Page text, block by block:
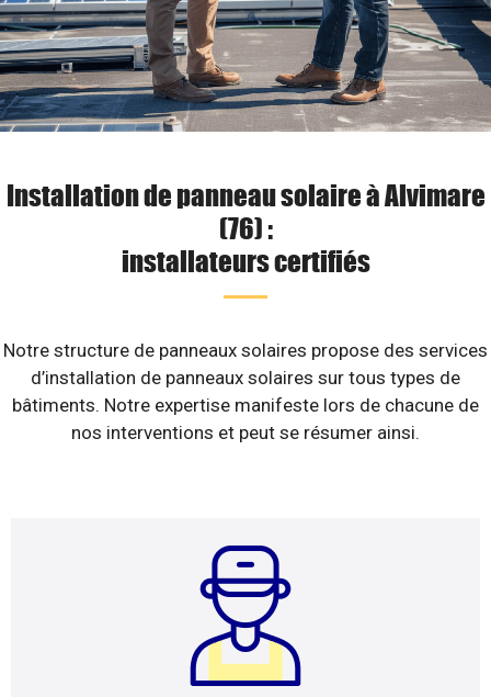
Installation de panneau solaire à Alvimare
(76) :
installateurs certifiés
Notre structure de panneaux solaires propose des services
d’installation de panneaux solaires sur tous types de
bâtiments. Notre expertise manifeste lors de chacune de
nos interventions et peut se résumer ainsi.